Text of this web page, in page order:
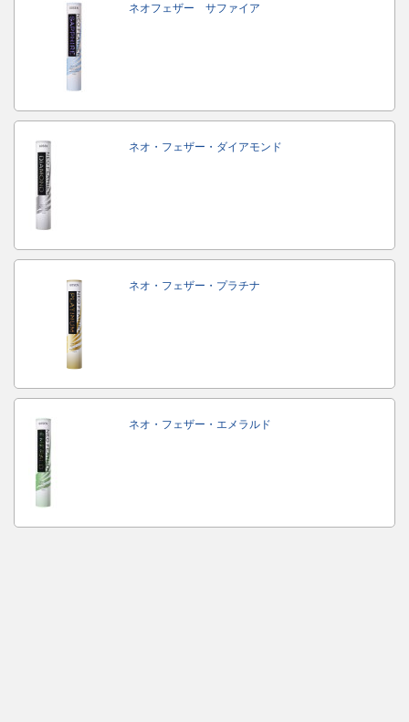
ネオフェザー サファイア
ネオ・フェザー・ダイアモンド
ネオ・フェザー・プラチナ
ネオ・フェザー・エメラルド